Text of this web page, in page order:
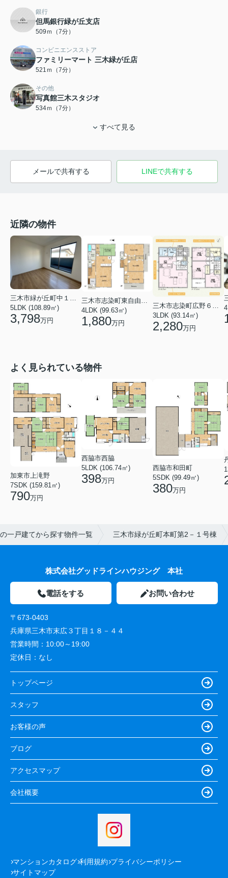
銀行
但馬銀行緑が丘支店
509ｍ（7分）
コンビニエンスストア
ファミリーマート 三木緑が丘店
521ｍ（7分）
その他
写真館三木スタジオ
534ｍ（7分）
すべて見る
メールで共有する LINEで共有する
近隣の物件
三木市緑が丘町中１丁目
5LDK (108.89㎡)
3,798万円
三木市志染町東自由が丘２丁目
4LDK (99.63㎡)
1,880万円
三木市志染町広野６丁目
3LDK (93.14㎡)
2,280万円
よく見られている物件
加東市上滝野
7SDK (159.81㎡)
790万円
西脇市西脇
5LDK (106.74㎡)
398万円
西脇市和田町
5SDK (99.49㎡)
380万円
一戸建てから探す物件一覧 三木市緑が丘町本町第2－１号棟
株式会社グッドラインハウジング 本社
電話をする お問い合わせ
〒673-0403
兵庫県三木市末広３丁目１８－４４
営業時間： 10:00～19:00
定休日： なし
トップページ
スタッフ
お客様の声
ブログ
アクセスマップ
会社概要
マンションカタログ 利用規約 プライバシーポリシー
サイトマップ